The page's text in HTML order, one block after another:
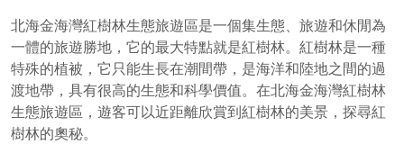
北海金海灣紅樹林生態旅遊區是一個集生態、旅遊和休閒為
一體的旅遊勝地，它的最大特點就是紅樹林。紅樹林是一種
特殊的植被，它只能生長在潮間帶，是海洋和陸地之間的過
渡地帶，具有很高的生態和科學價值。在北海金海灣紅樹林
生態旅遊區，遊客可以近距離欣賞到紅樹林的美景，探尋紅
樹林的奧秘。